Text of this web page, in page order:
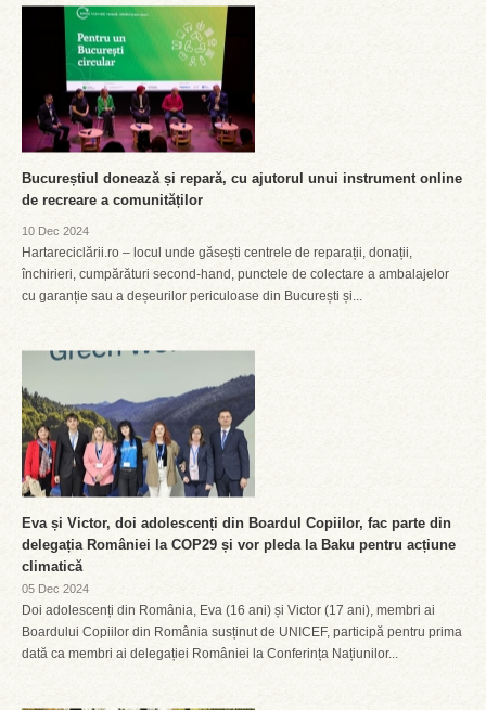
Bucureștiul donează și repară, cu ajutorul unui instrument online
de recreare a comunităților
10 Dec 2024
Hartareciclării.ro – locul unde găsești centrele de reparații, donații,
închirieri, cumpărături second-hand, punctele de colectare a ambalajelor
cu garanție sau a deșeurilor periculoase din București și...
Eva și Victor, doi adolescenți din Boardul Copiilor, fac parte din
delegația României la COP29 și vor pleda la Baku pentru acțiune
climatică
05 Dec 2024
Doi adolescenți din România, Eva (16 ani) și Victor (17 ani), membri ai
Boardului Copiilor din România susținut de UNICEF, participă pentru prima
dată ca membri ai delegației României la Conferința Națiunilor...